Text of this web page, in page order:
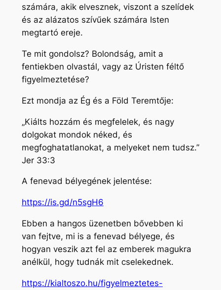
számára, akik elvesznek, viszont a szelídek
és az alázatos szívűek számára Isten
megtartó ereje.
Te mit gondolsz? Bolondság, amit a
fentiekben olvastál, vagy az Úristen féltő
figyelmeztetése?
Ezt mondja az Ég és a Föld Teremtője:
„Kiálts hozzám és megfelelek, és nagy
dolgokat mondok néked, és
megfoghatatlanokat, a melyeket nem tudsz.”
Jer 33:3
A fenevad bélyegének jelentése:
https://is.gd/n5sgH6
Ebben a hangos üzenetben bővebben ki
van fejtve, mi is a fenevad bélyege, és
hogyan veszik azt fel az emberek magukra
anélkül, hogy tudnák mit cselekednek.
https://kialtoszo.hu/figyelmeztetes-